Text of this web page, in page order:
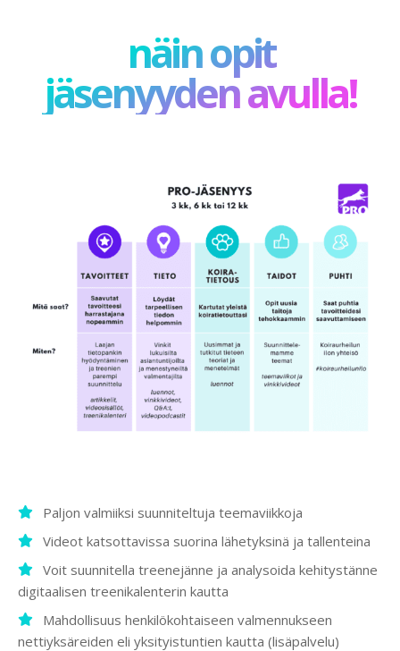
näin opit
jäsenyyden avulla!
Paljon valmiiksi suunniteltuja teemaviikkoja
Videot katsottavissa suorina lähetyksinä ja tallenteina
Voit suunnitella treenejänne ja analysoida kehitystänne
digitaalisen treenikalenterin kautta
Mahdollisuus henkilökohtaiseen valmennukseen
nettiyksäreiden eli yksityistuntien kautta (lisäpalvelu)